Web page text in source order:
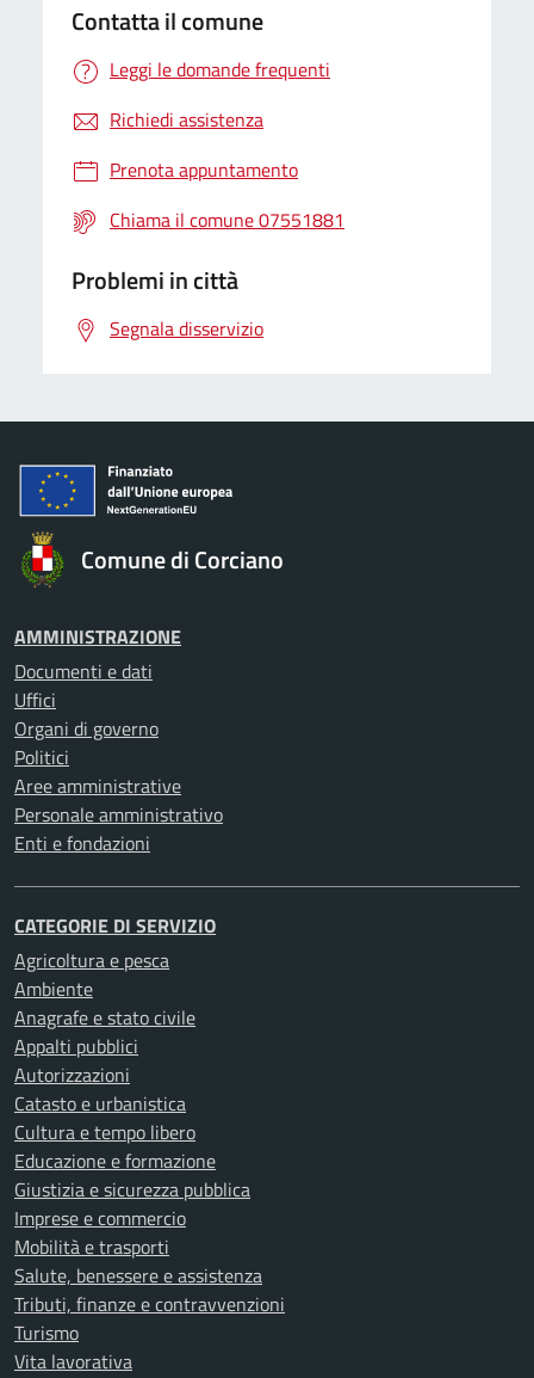
Contatta il comune
Leggi le domande frequenti
Richiedi assistenza
Prenota appuntamento
Chiama il comune 07551881
Problemi in città
Segnala disservizio
Comune di Corciano
AMMINISTRAZIONE
Documenti e dati
Uffici
Organi di governo
Politici
Aree amministrative
Personale amministrativo
Enti e fondazioni
CATEGORIE DI SERVIZIO
Agricoltura e pesca
Ambiente
Anagrafe e stato civile
Appalti pubblici
Autorizzazioni
Catasto e urbanistica
Cultura e tempo libero
Educazione e formazione
Giustizia e sicurezza pubblica
Imprese e commercio
Mobilità e trasporti
Salute, benessere e assistenza
Tributi, finanze e contravvenzioni
Turismo
Vita lavorativa